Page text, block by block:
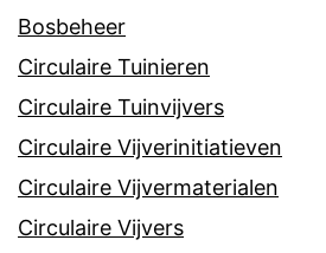
Bosbeheer
Circulaire Tuinieren
Circulaire Tuinvijvers
Circulaire Vijverinitiatieven
Circulaire Vijvermaterialen
Circulaire Vijvers